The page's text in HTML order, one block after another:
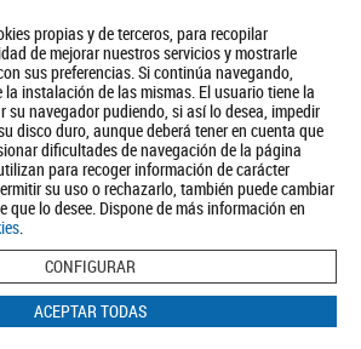
propias y de terceros, para recopilar
de mejorar nuestros servicios y mostrarle
sus preferencias. Si continúa navegando,
instalación de las mismas. El usuario tiene la
navegador pudiendo, si así lo desea, impedir
disco duro, aunque deberá tener en cuenta que
dificultades de navegación de la página
para recoger información de carácter
su uso o rechazarlo, también puede cambiar
que lo desee. Dispone de más información en
.
CONFIGURAR
ACEPTAR TODAS
Turismo Política de Privacidad Aviso Legal
Política de Cookies
BUSCAR